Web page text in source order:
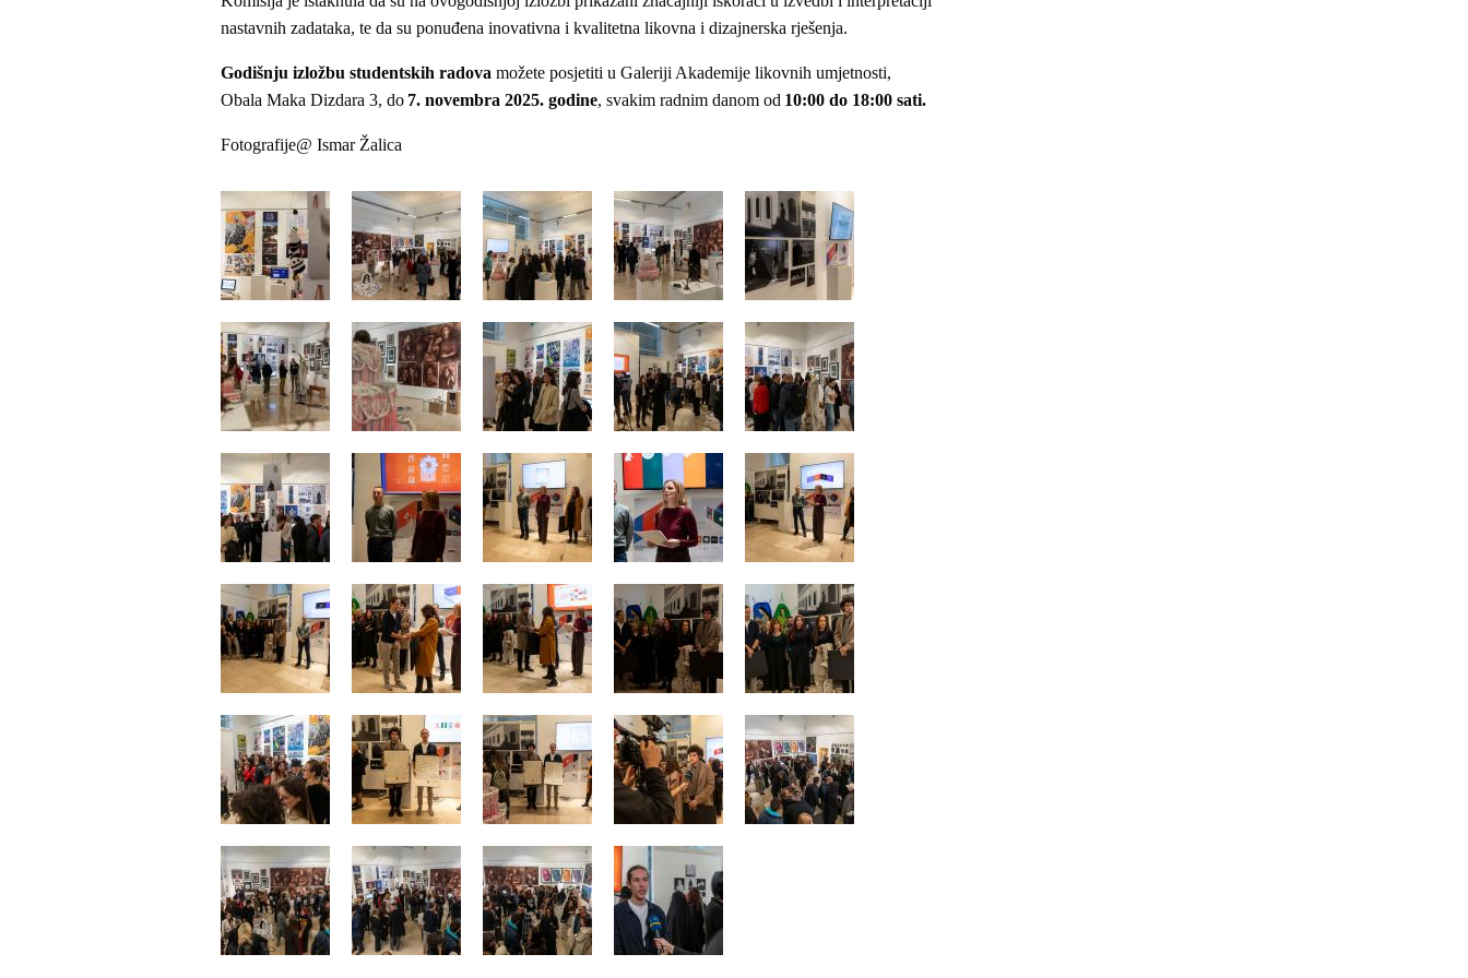
nastavnih zadataka, te da su ponuđena inovativna i kvalitetna likovna i dizajnerska rješenja.
Godišnju izložbu studentskih radova možete posjetiti u Galeriji Akademije likovnih umjetnosti,
Obala Maka Dizdara 3, do 7. novembra 2025. godine, svakim radnim danom od 10:00 do 18:00 sati.
Fotografije@ Ismar Žalica